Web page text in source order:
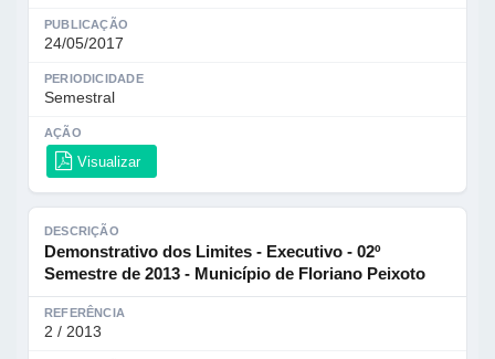
PUBLICAÇÃO
24/05/2017
PERIODICIDADE
Semestral
AÇÃO
Visualizar
DESCRIÇÃO
Demonstrativo dos Limites - Executivo - 02º
Semestre de 2013 - Município de Floriano Peixoto
REFERÊNCIA
2 / 2013